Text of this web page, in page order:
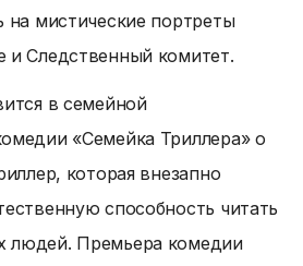
мистические портреты
и Следственный комитет.
в семейной
«Семейка Триллера» о
которая внезапно
способность читать
людей. Премьера комедии